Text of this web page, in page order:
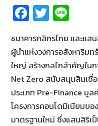
Fa
ce
b
o
o
k
T
wi
tt
er
e
ธนาคารกสิกรไทย และแส
ผู้นำแห่งวงการอสังหาริม
ใหญ่ สร้างกลไกสำคัญในก
Net Zero สนับสนุนสินเชื่
ประเภท Pre-Finance มู
โครงการคอนโดมิเนียมข
มาตรฐานใหม่ ซึ่งแสนสิริ